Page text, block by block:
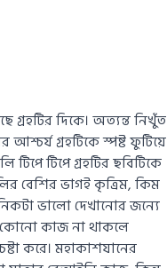
দিকে। অত্যন্ত নিখুঁত
গ্রহটিকে স্পষ্ট ফুটিয়ে
টিপে গ্রহটির ছবিটিকে
বেশির ভাগই কৃত্রিম, কিম
ভালো দেখানোর জন্যে
কোনো কাজ না থাকলে
করে। মহাকাশযানের